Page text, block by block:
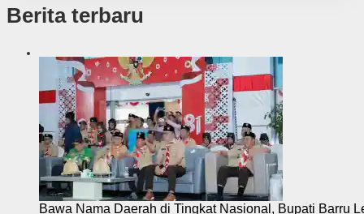
Berita terbaru
Bawa Nama Daerah di Tingkat Nasional, Bupati Barru